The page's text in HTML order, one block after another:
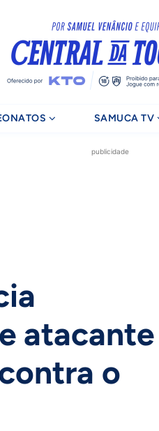
SAMUCA TV
publicidade
atacante
o